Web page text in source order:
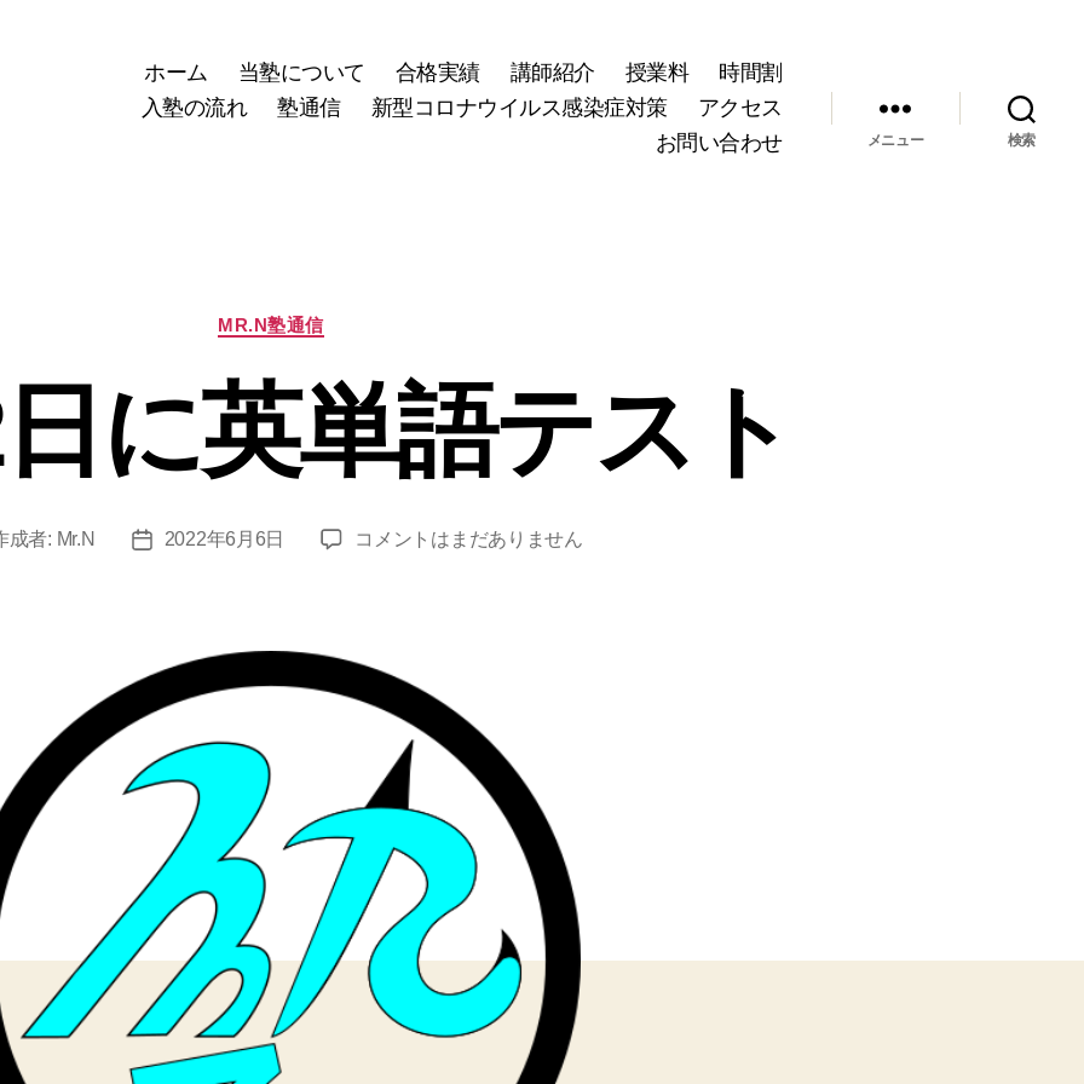
ホーム 当塾について 合格実績 講師紹介 授業料
時間割
入塾の流れ
塾通信 新型コロナウイルス感染症対策
アクセス
お問い合わせ
メニュー 検索
カ
テ
リ
ー
MR.N塾通信
に英単語テスト
成者: Mr.N
投
2022年6月6日
6
単
ス
の
コメントはまだありません